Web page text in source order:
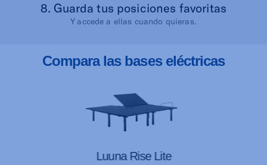
8. Guarda tus posiciones favoritas
Y accede a ellas cuando quieras.
Compara las bases eléctricas
Luuna Rise Lite